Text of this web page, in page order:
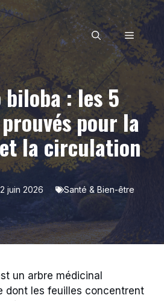
MENU
biloba : les 5
pour la
la circulation
juin 2026 Santé & Bien-être
un arbre médicinal
dont les feuilles concentrent